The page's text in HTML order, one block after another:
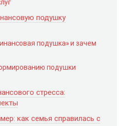
подушку
подушка» и зачем
подушки
стресса:
как семья справилась с